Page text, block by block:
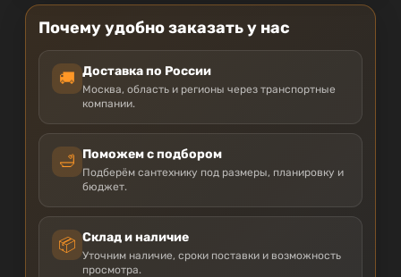
Почему удобно заказать у нас
🚚 Доставка по России
Москва, область и регионы через транспортные
компании.
🛁 Поможем с подбором
Подберём сантехнику под размеры, планировку и
бюджет.
📦 Склад и наличие
Уточним наличие, сроки поставки и возможность
просмотра.